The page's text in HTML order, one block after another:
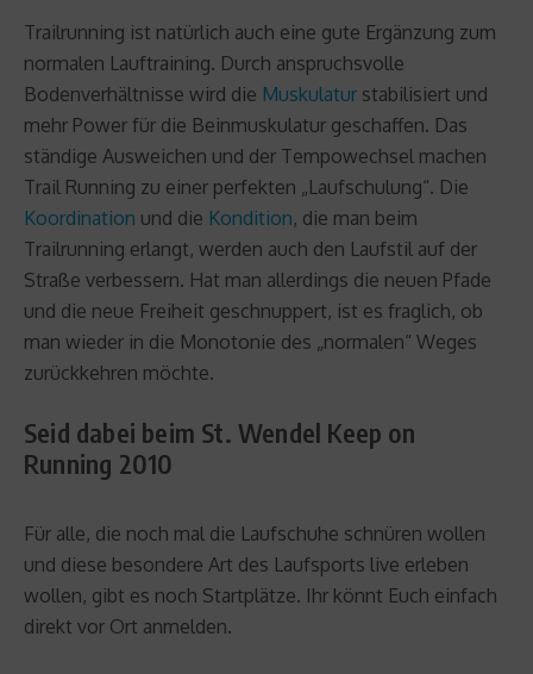
Trailrunning ist natürlich auch eine gute Ergänzung zum
normalen Lauftraining. Durch anspruchsvolle
Bodenverhältnisse wird die Muskulatur stabilisiert und
mehr Power für die Beinmuskulatur geschaffen. Das
ständige Ausweichen und der Tempowechsel machen
Trail Running zu einer perfekten „Laufschulung“. Die
Koordination und die Kondition, die man beim
Trailrunning erlangt, werden auch den Laufstil auf der
Straße verbessern. Hat man allerdings die neuen Pfade
und die neue Freiheit geschnuppert, ist es fraglich, ob
man wieder in die Monotonie des „normalen“ Weges
zurückkehren möchte.
Seid dabei beim St. Wendel Keep on
Running 2010
Für alle, die noch mal die Laufschuhe schnüren wollen
und diese besondere Art des Laufsports live erleben
wollen, gibt es noch Startplätze. Ihr könnt Euch einfach
direkt vor Ort anmelden.